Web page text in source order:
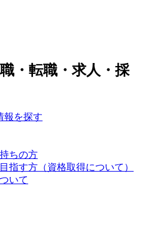
・転職・求人・採
報を探す
ちの方
指す方（資格取得について）
いて